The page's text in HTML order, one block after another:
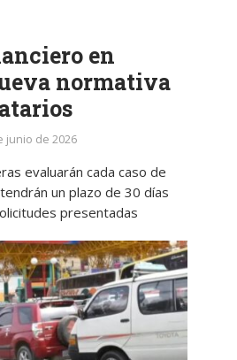
en
normativa
junio de 2026
evaluarán cada caso de
un plazo de 30 días
presentadas